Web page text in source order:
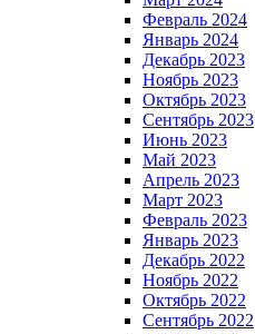
Февраль 2024
Январь 2024
Декабрь 2023
Ноябрь 2023
Октябрь 2023
Сентябрь 2023
Июнь 2023
Май 2023
Апрель 2023
Март 2023
Февраль 2023
Январь 2023
Декабрь 2022
Ноябрь 2022
Октябрь 2022
Сентябрь 2022